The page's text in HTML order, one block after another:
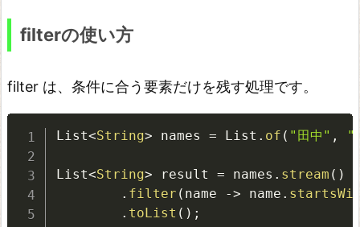
g
y
の
使
い
方
M
filterの使い方
filter は、条件に合う要素だけを残す処理です。
List<String> names = List . of ( "田中" , "
List<String> result = names . stream ( )
. filter ( name -> name .
. toList ( ) ;